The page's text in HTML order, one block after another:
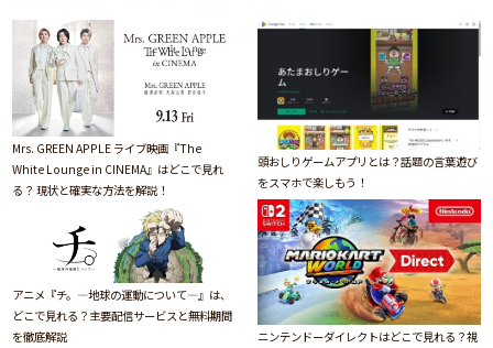
Mrs. GREEN APPLE ライブ映画『The
White Lounge in CINEMA』はどこで見れ
る？ 現状と確実な方法を解説！
頭おしりゲームアプリとは？話題の言葉遊び
をスマホで楽しもう！
アニメ『チ。―地球の運動について―』は、
どこで見れる？主要配信サービスと無料期間
を徹底解説
ニンテンドーダイレクトはどこで見れる？視